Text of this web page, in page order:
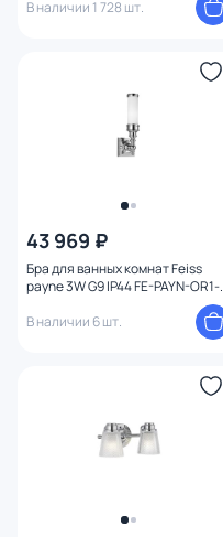
В наличии 1 728 шт.
43 969 ₽
Бра для ванных комнат Feiss
payne 3W G9 IP44 FE-PAYN-OR1-
В наличии 6 шт.